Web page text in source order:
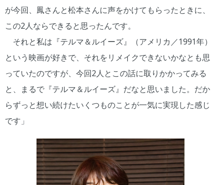
が今回、鳳さんと松本さんに声をかけてもらったときに、
この2人ならできると思ったんです。
それと私は『テルマ＆ルイーズ』（アメリカ／1991年）
という映画が好きで、それをリメイクできないかなとも思
っていたのですが、今回2人とこの話に取りかかってみる
と、まるで『テルマ＆ルイーズ』だなと思いました。だか
らずっと想い続けたいくつものことが一気に実現した感じ
です」